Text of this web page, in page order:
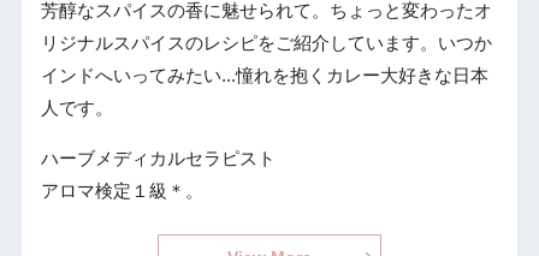
芳醇なスパイスの香に魅せられて。ちょっと変わったオ
リジナルスパイスのレシピをご紹介しています。いつか
インドへいってみたい...憧れを抱くカレー大好きな日本
人です。
ハーブメディカルセラピスト
アロマ検定１級＊。